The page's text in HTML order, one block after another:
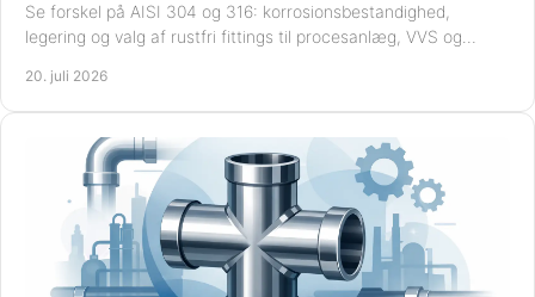
Se forskel på AISI 304 og 316: korrosionsbestandighed,
legering og valg af rustfri fittings til procesanlæg, VVS og
20. juli 2026